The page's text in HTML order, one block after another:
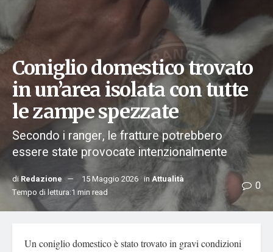
Coniglio domestico trovato
in un’area isolata con tutte
le zampe spezzate
Secondo i ranger, le fratture potrebbero
essere state provocate intenzionalmente
di Redazione 15 Maggio 2026 in Attualità
Tempo di lettura:1 min read
0
Un coniglio domestico è stato trovato in gravi condizioni